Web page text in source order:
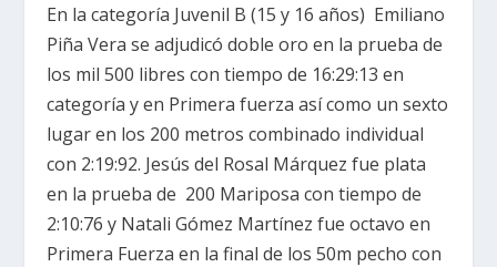
En la categoría Juvenil B (15 y 16 años) Emiliano
Piña Vera se adjudicó doble oro en la prueba de
los mil 500 libres con tiempo de 16:29:13 en
categoría y en Primera fuerza así como un sexto
lugar en los 200 metros combinado individual
con 2:19:92. Jesús del Rosal Márquez fue plata
en la prueba de 200 Mariposa con tiempo de
2:10:76 y Natali Gómez Martínez fue octavo en
Primera Fuerza en la final de los 50m pecho con